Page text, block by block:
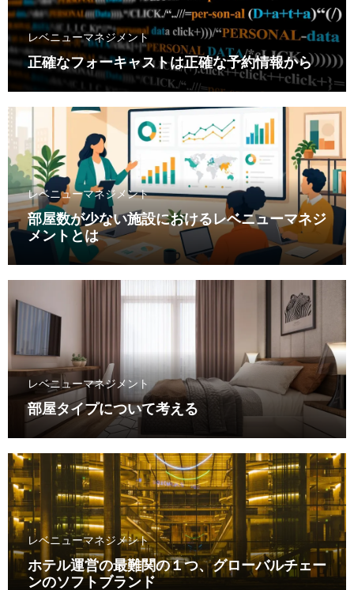
レベニューマネジメント
正確なフォーキャストは正確な予約情報から
レベニューマネジメント
部屋数が少ない施設におけるレベニューマネジ
メントとは
レベニューマネジメント
部屋タイプについて考える
レベニューマネジメント
ホテル運営の最難関の１つ、グローバルチェー
ンのソフトブランド